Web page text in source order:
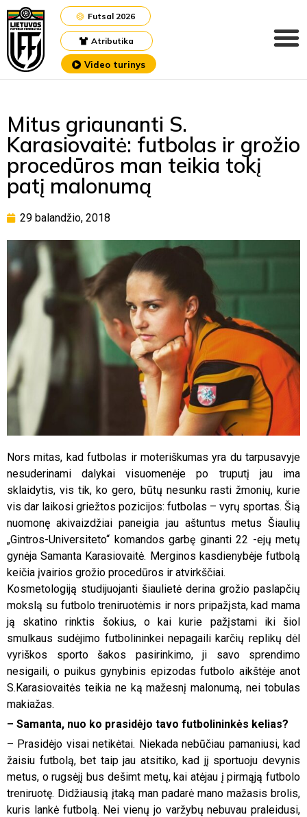
Atributika
Futsal 2026
Video turinys
Mitus griaunanti S.
Karasiovaitė: futbolas ir grožio
procedūros man teikia tokį
patį malonumą
29 balandžio, 2018
Nors mitas, kad futbolas ir moteriškumas yra du tarpusavyje
nesuderinami dalykai visuomenėje po truputį jau ima
sklaidytis, vis tik, ko gero, būtų nesunku rasti žmonių, kurie
vis dar laikosi griežtos pozicijos: futbolas – vyrų sportas. Šią
nuomonę akivaizdžiai paneigia jau aštuntus metus Šiaulių
„Gintros-Universiteto“ komandos garbę ginanti 22 -ejų metų
gynėja Samanta Karasiovaitė. Merginos kasdienybėje futbolą
keičia įvairios grožio procedūros ir atvirkščiai.
Kosmetologiją studijuojanti šiaulietė derina grožio paslapčių
mokslą su futbolo treniruotėmis ir nors pripažįsta, kad mama
ją skatino rinktis šokius, o kai kurie pažįstami iki šiol
smulkaus sudėjimo futbolininkei nepagaili karčių replikų dėl
vyriškos sporto šakos pasirinkimo, ji savo sprendimo
nesigaili, o puikus gynybinis epizodas futbolo aikštėje anot
S.Karasiovaitės teikia ne ką mažesnį malonumą, nei tobulas
makiažas.
– Samanta, nuo ko prasidėjo tavo futbolininkės kelias?
– Prasidėjo visai netikėtai. Niekada nebūčiau pamaniusi, kad
žaisiu futbolą, bet taip jau atsitiko, kad jį sportuoju devynis
metus, o rugsėjį bus dešimt metų, kai atėjau į pirmąją futbolo
treniruotę. Didžiausią įtaką man padarė mano mažasis brolis,
kuris lankė futbolą. Nei vienų jo varžybų nebuvau praleidusi,